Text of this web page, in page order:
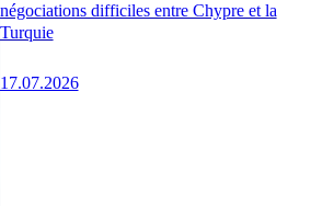
négociations difficiles entre Chypre et la
Turquie
17.07.2026